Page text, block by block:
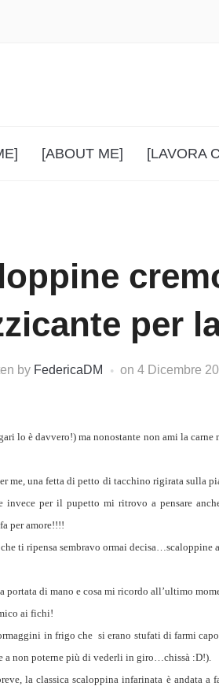
[ABOUT ME] [LAVORA
per
by FedericaDM on 4 Dicembre
lo è davvero!) ma nonostante non ami la
me, una fetta di petto di tacchino rigirata sulla
invece per il pupetto mi ritrovo a pensare
per amore!!!!
ti ripensa sembravo ormai decisa…scaloppine
di mano e cosa mi ricordo all’ultimo
ai fichi!
in frigo che si erano stufati di farmi
a non poterne più di vederli in giro…chissà :D!).
la classica scaloppina infarinata è andata